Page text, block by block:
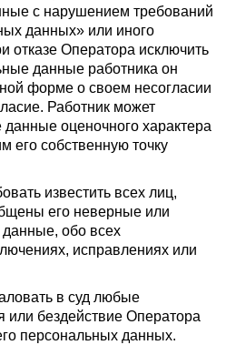
с нарушением требований
данных» или иного
отказе Оператора исключить
данные работника он
форме о своем несогласии
Работник может
оценочного характера
собственную точку
известить всех лиц,
его неверные или
обо всех
исправлениях или
в суд любые
бездействие Оператора
персональных данных.